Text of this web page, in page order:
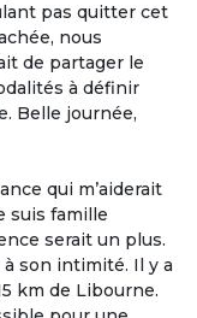
pas quitter cet
nous
de partager le
à définir
Belle journée,
qui m’aiderait
suis famille
serait un plus.
son intimité. Il y a
km de Libourne.